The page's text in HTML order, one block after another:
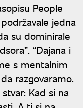
People
jedna
su dominirale
“Dajana i
s mentalnim
razgovaramo.
Kad si na